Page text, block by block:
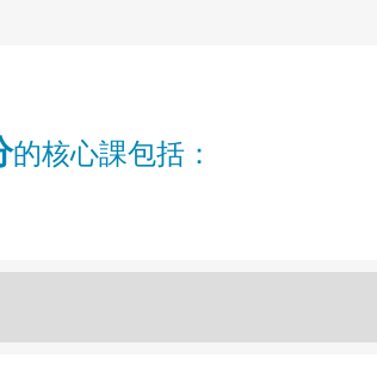
的核心課包括：